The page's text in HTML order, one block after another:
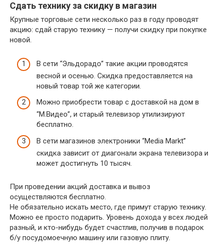
Сдать технику за скидку в магазин
Крупные торговые сети несколько раз в году проводят
акцию: сдай старую технику — получи скидку при покупке
новой.
В сети “Эльдорадо” такие акции проводятся
весной и осенью. Скидка предоставляется на
новый товар той же категории.
Можно приобрести товар с доставкой на дом в
“М.Видео”, и старый телевизор утилизируют
бесплатно.
В сети магазинов электроники “Media Markt”
скидка зависит от диагонали экрана телевизора и
может достигнуть 10 тысяч.
При проведении акций доставка и вывоз
осуществляются бесплатно.
Не обязательно искать место, где примут старую технику.
Можно ее просто подарить. Уровень дохода у всех людей
разный, и кто-нибудь будет счастлив, получив в подарок
б/у посудомоечную машину или газовую плиту.